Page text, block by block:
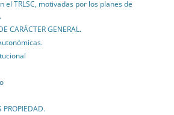
el TRLSC, motivadas por los planes de
CARÁCTER GENERAL.
PROPIEDAD.